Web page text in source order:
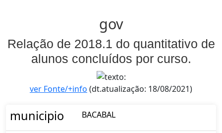
gov
Relação de 2018.1 do quantitativo de
alunos concluídos por curso.
ver Fonte/+info (dt.atualização: 18/08/2021)
municipio BACABAL